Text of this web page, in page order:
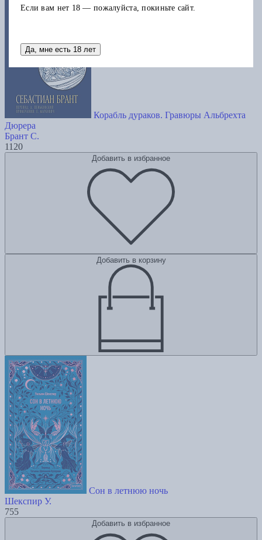
Корабль дураков. Гравюры Альбрехта
Дюрера
Брант С.
1120
Добавить в избранное
Добавить в корзину
Сон в летнюю ночь
Шекспир У.
755
Добавить в избранное
Если вам нет 18 — пожалуйста, покиньте сайт.
Да, мне есть 18 лет